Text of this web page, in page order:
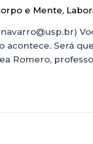
e Mente,
Será
Romero,